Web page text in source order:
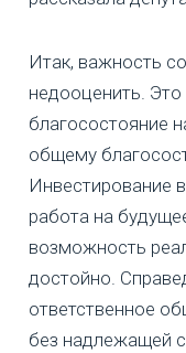
Итак, важность
недооценить. Это
благосостояние
общему
Инвестирование
работа на
возможность
достойно.
ответственное
без надлежащей